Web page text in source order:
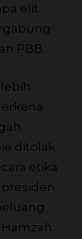
elit
PBB.
ditolak
etika